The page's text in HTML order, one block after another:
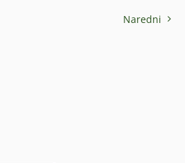
Naredni